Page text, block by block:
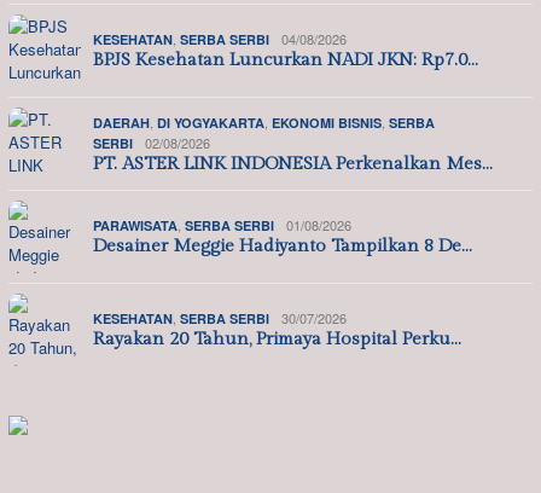
KESEHATAN, SERBA SERBI 04/08/2026
BPJS Kesehatan Luncurkan NADI JKN: Rp7.0…
DAERAH, DI YOGYAKARTA, EKONOMI BISNIS, SERBA
SERBI
02/08/2026
PT. ASTER LINK INDONESIA Perkenalkan Mes…
PARAWISATA, SERBA SERBI 01/08/2026
Desainer Meggie Hadiyanto Tampilkan 8 De…
KESEHATAN, SERBA SERBI 30/07/2026
Rayakan 20 Tahun, Primaya Hospital Perku…